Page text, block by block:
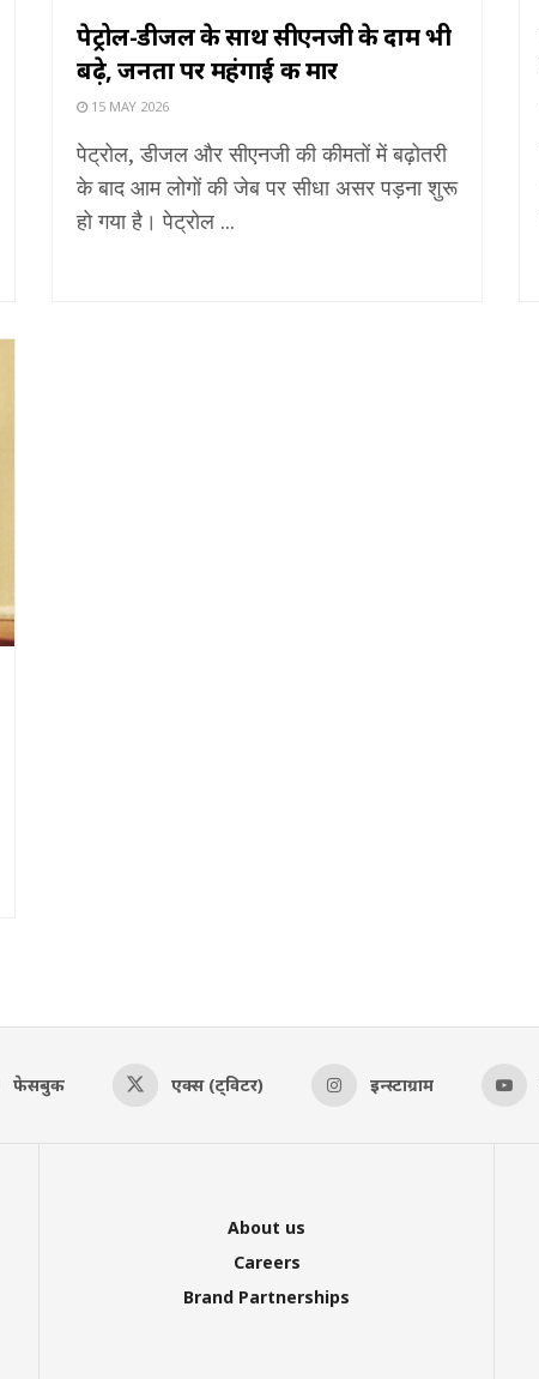
पेट्रोल-डीजल के साथ सीएनजी के दाम भी
बढ़े, जनता पर महंगाई की मार
15 MAY 2026
पेट्रोल, डीजल और सीएनजी की कीमतों में बढ़ोतरी
के बाद आम लोगों की जेब पर सीधा असर पड़ना शुरू
हो गया है। पेट्रोल ...
फेसबुक एक्स (ट्विटर) इन्स्टाग्राम
About us
Careers
Brand Partnerships